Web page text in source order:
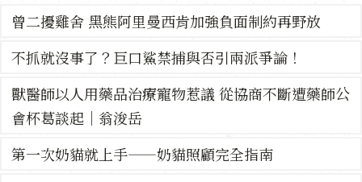
曾二擾雞舍 黑熊阿里曼西肯加強負面制約再野放
不抓就沒事了？巨口鯊禁捕與否引兩派爭論！
獸醫師以人用藥品治療寵物惹議 從協商不斷遭藥師公
會杯葛談起｜翁浚岳
第一次奶貓就上手——奶貓照顧完全指南